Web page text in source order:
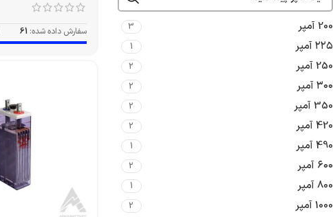
200 آمپر 3
۲۲۵ آمپر 1
250 آمپر 2
۳۰۰ آمپر 2
350 آمپر 2
420 آمپر 2
490 آمپر 1
۶۰۰ آمپر 2
800 آمپر 1
1000 آمپر 2
سفارش داده شده: 61